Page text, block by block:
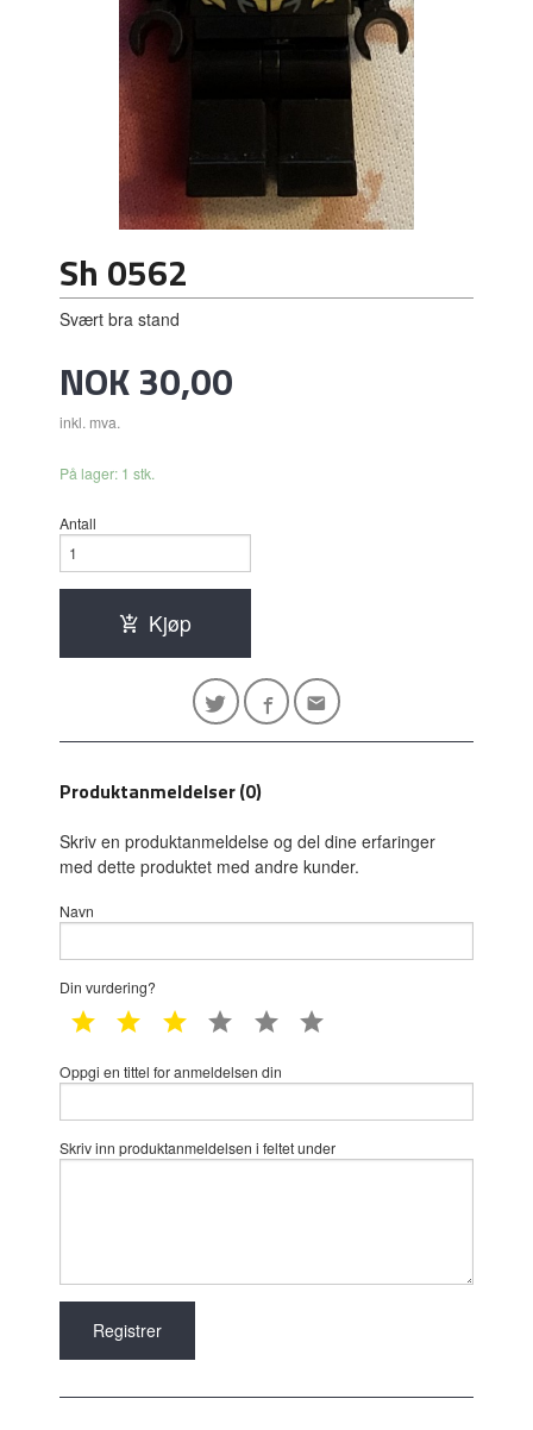
Sh 0562
Svært bra stand
Pris
NOK30,00
inkl. mva.
På lager: 1 stk.
Antall
Kjøp
Produktanmeldelser (0)
Skriv en produktanmeldelse og del dine erfaringer
med dette produktet med andre kunder.
Navn
Din vurdering?
1 star 2 star 3 star 4 star 5 star
Oppgi en tittel for anmeldelsen din
Skriv inn produktanmeldelsen i feltet under